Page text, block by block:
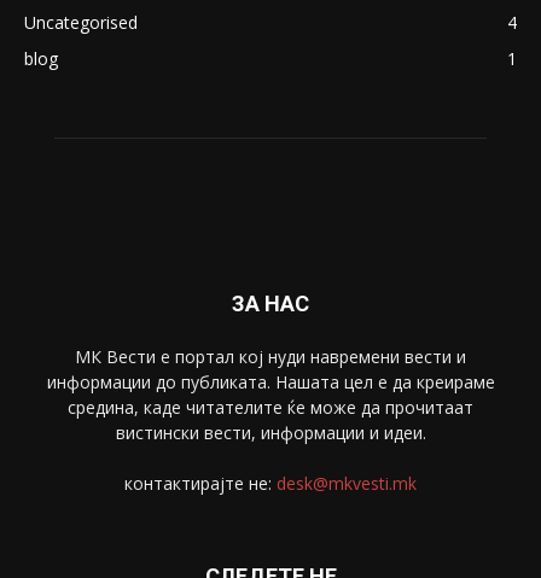
Uncategorised
4
blog
1
ЗА НАС
МК Вести е портал коj нуди навремени вести и
информации до публиката. Нашата цел е да креираме
средина, каде читателите ќе може да прочитаат
вистински вести, информации и идеи.
контактирајте не: desk@mkvesti.mk